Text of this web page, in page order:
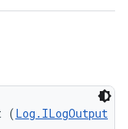
(Log.ILogOutput